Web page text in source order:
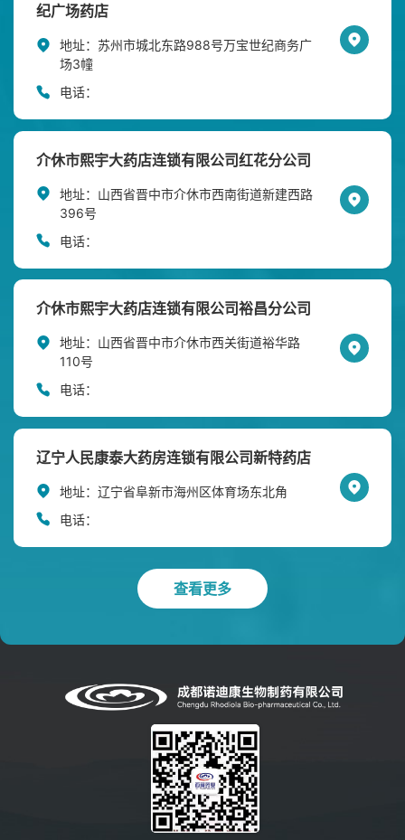
纪广场药店
地址： 苏州市城北东路988号万宝世纪商务广
场3幢
电话：
介休市熙宇大药店连锁有限公司红花分公司
地址： 山西省晋中市介休市西南街道新建西路
396号
电话：
介休市熙宇大药店连锁有限公司裕昌分公司
地址： 山西省晋中市介休市西关街道裕华路
110号
电话：
辽宁人民康泰大药房连锁有限公司新特药店
地址： 辽宁省阜新市海州区体育场东北角
电话：
查看更多